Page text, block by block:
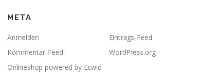
META
Anmelden
Eintrags-Feed
Kommentar-Feed
WordPress.org
Onlineshop powered by Ecwid